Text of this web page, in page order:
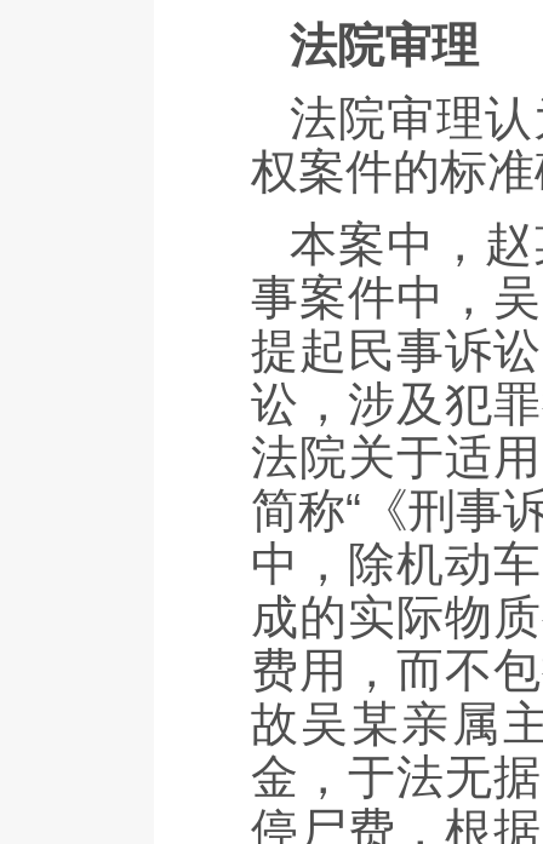
法院审理
法院审理
权案件的标
本案中，
事案件中，
提起民事诉
讼，涉及犯
法院关于适
简称“《刑事
中，除机动
成的实际物
费用，而不
故吴某亲属
金，于法无
停尸费，根